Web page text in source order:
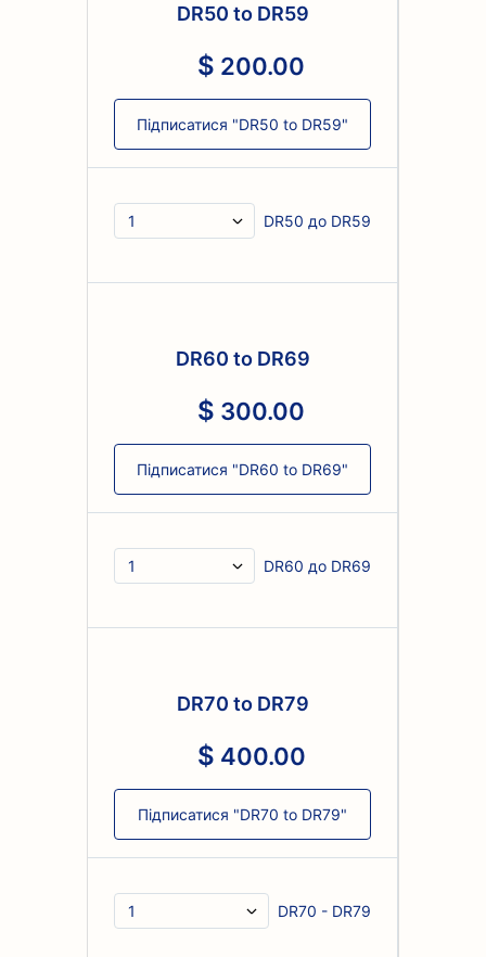
DR50 to DR59
200.00
Підписатися "DR50 to DR59"
DR50 до DR59
DR60 to DR69
300.00
Підписатися "DR60 to DR69"
DR60 до DR69
DR70 to DR79
400.00
Підписатися "DR70 to DR79"
DR70 - DR79